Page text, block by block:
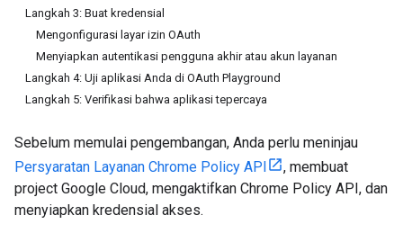
Langkah 3: Buat kredensial
Mengonfigurasi layar izin OAuth
Menyiapkan autentikasi pengguna akhir atau akun layanan
Langkah 4: Uji aplikasi Anda di OAuth Playground
Langkah 5: Verifikasi bahwa aplikasi tepercaya
Sebelum memulai pengembangan, Anda perlu meninjau
Persyaratan Layanan Chrome Policy API
, membuat
project Google Cloud, mengaktifkan Chrome Policy API, dan
menyiapkan kredensial akses.